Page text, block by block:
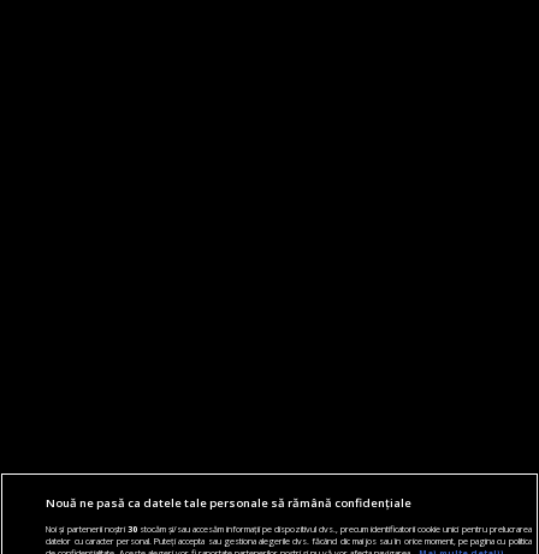
Nouă ne pasă ca datele tale personale să rămână confidențiale
Noi și partenerii noștri30stocăm și/sau accesăm informații pe dispozitivul dvs., precum identificatorii cookie unici pentru prelucrarea
datelor cu caracter personal. Puteți accepta sau gestiona alegerile dvs. făcând clic mai jos sau în orice moment, pe pagina cu politica